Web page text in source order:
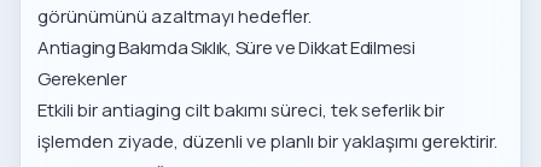
görünümünü azaltmayı hedefler.
Antiaging Bakımda Sıklık, Süre ve Dikkat Edilmesi
Gerekenler
Etkili bir antiaging cilt bakımı süreci, tek seferlik bir
işlemden ziyade, düzenli ve planlı bir yaklaşımı gerektirir.